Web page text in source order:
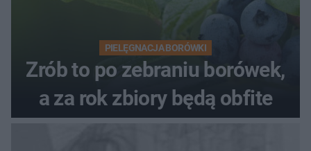
PIELĘGNACJA BORÓWKI
Zrób to po zebraniu borówek,
a za rok zbiory będą obfite